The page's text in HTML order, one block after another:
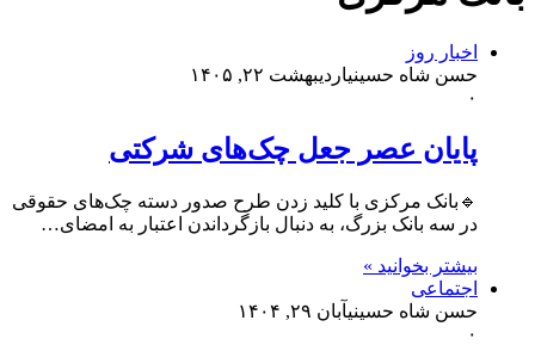
اخبار روز
حسن شاه حسینیاردیبهشت ۲۲, ۱۴۰۵
۰
پایان عصر جعل چک‌های شرکتی
🔹بانک مرکزی با کلید زدن طرح صدور دسته چک‌های حقوقی
در سه بانک بزرگ، به دنبال بازگرداندن اعتبار به امضای…
بیشتر بخوانید »
اجتماعی
حسن شاه حسینیآبان ۲۹, ۱۴۰۴
۰